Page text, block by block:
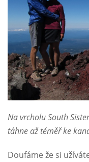
Na vrcholu South
táhne až téměř ke
Doufáme že si